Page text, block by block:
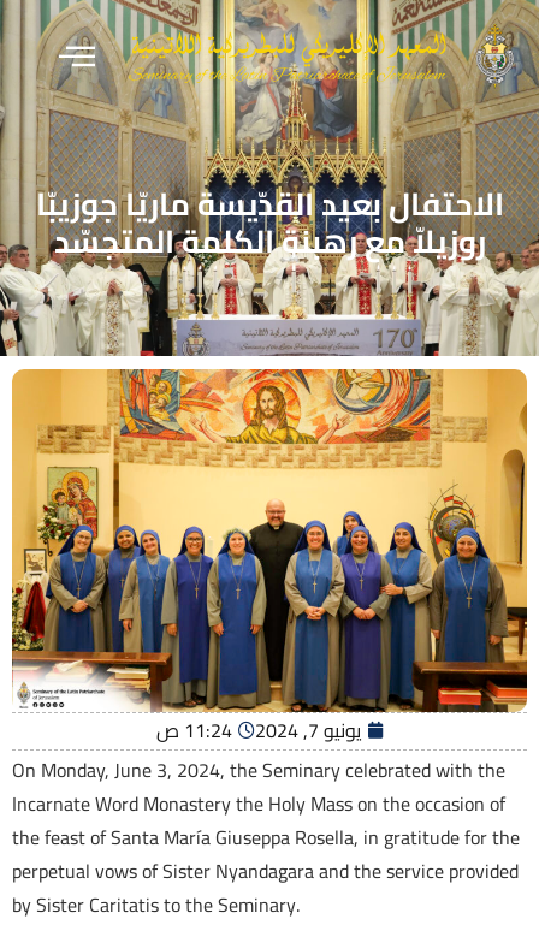
الاحتفال بعيد القدّيسة ماريّا جوزيبّا
روزيلاّ مع رهبنة الكلمة المتجسّد
يونيو 7, 2024
11:24 ص
On Monday, June 3, 2024, the Seminary celebrated with the
Incarnate Word Monastery the Holy Mass on the occasion of
the feast of Santa María Giuseppa Rosella, in gratitude for the
perpetual vows of Sister Nyandagara and the service provided
by Sister Caritatis to the Seminary.